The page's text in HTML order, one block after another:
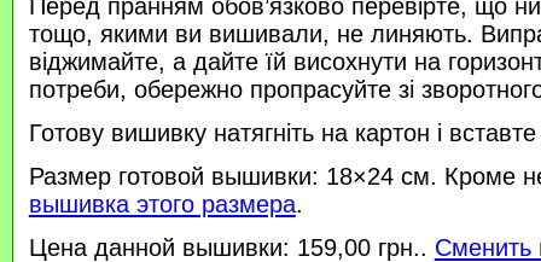
Перед пранням обов’язково перевірте, що
тощо, якими ви вишивали, не линяють.
віджимайте, а дайте їй висохнути на
потреби, обережно пропрасуйте зі
Готову вишивку натягніть на картон і
Размер готовой вышивки: 18×24 см. Кроме
вышивка этого размера.
Цена данной вышивки: 159,00 грн.. Сменить